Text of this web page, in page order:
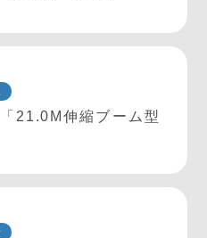
21.0M伸縮ブーム型